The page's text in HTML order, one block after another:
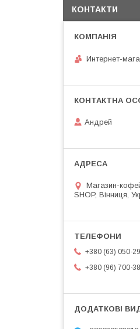
КОНТАКТИ
Интернет-
Андрей
Магазин-
SHOP, Вінниця,
+380 (63) 050-
+380 (96) 700-